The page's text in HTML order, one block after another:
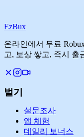
EzBux
온라인에서 무료
고, 보상 쌓고, 즉시 출
벌기
설문조사
앱 체험
데일리 보너스